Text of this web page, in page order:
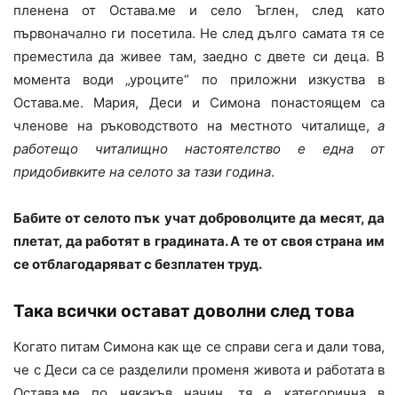
пленена от Остава.ме и село Ъглен, след като
първоначално ги посетила. Не след дълго самата тя се
преместила да живее там, заедно с двете си деца. В
момента води „уроците“ по приложни изкуства в
Остава.ме. Мария, Деси и Симона понастоящем са
членове на ръководството на местното читалище, а
работещо читалищно настоятелство е една от
придобивките на селото за тази година.
Бабите от селото пък учат доброволците да месят, да
плетат, да работят в градината. А те от своя страна им
се отблагодаряват с безплатен труд.
Така всички остават доволни след това
Когато питам Симона как ще се справи сега и дали това,
че с Деси са се разделили променя живота и работата в